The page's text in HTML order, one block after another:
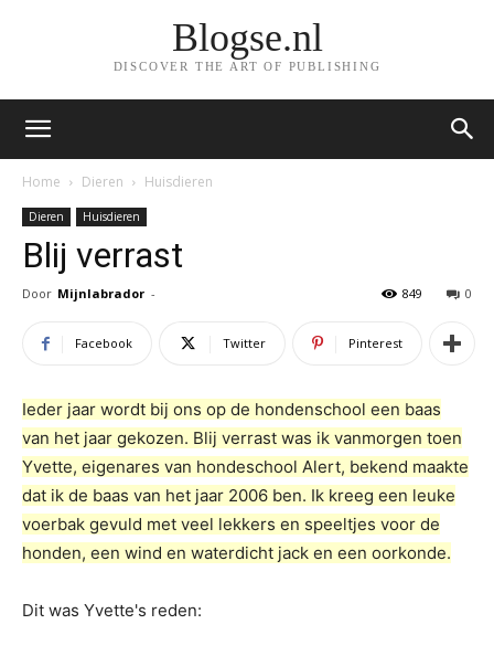
Blogse.nl
DISCOVER THE ART OF PUBLISHING
Home Dieren Huisdieren
Dieren Huisdieren
Blij verrast
Door Mijnlabrador - 0
849
Facebook Twitter Pinterest
Ieder jaar wordt bij ons op de hondenschool een baas
van het jaar gekozen. Blij verrast was ik vanmorgen toen
Yvette, eigenares van hondeschool Alert, bekend maakte
dat ik de baas van het jaar 2006 ben. Ik kreeg een leuke
voerbak gevuld met veel lekkers en speeltjes voor de
honden, een wind en waterdicht jack en een oorkonde.
Dit was Yvette's reden: